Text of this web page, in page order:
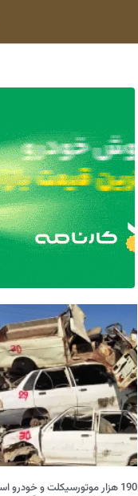
190 هزار موتورسیکلت و خودرو اسقاط شد